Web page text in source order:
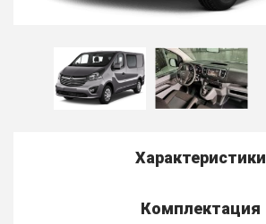
Характеристики
Комплектация